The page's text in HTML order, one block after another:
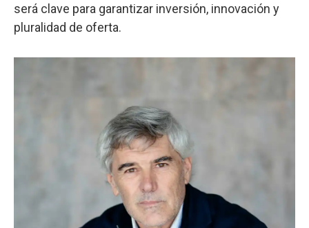
será clave para garantizar inversión, innovación y
pluralidad de oferta.